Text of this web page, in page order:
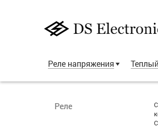
Реле напряжения
Реле